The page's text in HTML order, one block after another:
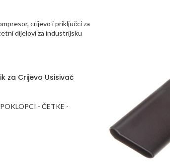
za Crijevo Usisivač
- ČETKE -